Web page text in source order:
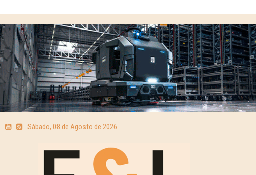
Sábado, 08 de Agosto de 2026